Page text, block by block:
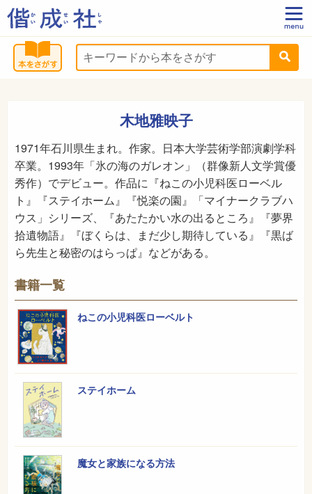
木地雅映子
1971年石川県生まれ。作家。日本大学芸術学部演劇学科
卒業。1993年「氷の海のガレオン」（群像新人文学賞優
秀作）でデビュー。作品に『ねこの小児科医ローベル
ト』『ステイホーム』『悦楽の園』「マイナークラブハ
ウス」シリーズ、『あたたかい水の出るところ』『夢界
拾遺物語』『ぼくらは、まだ少し期待している』『黒ば
ら先生と秘密のはらっぱ』などがある。
書籍一覧
ねこの小児科医ローベルト
ステイホーム
魔女と家族になる方法